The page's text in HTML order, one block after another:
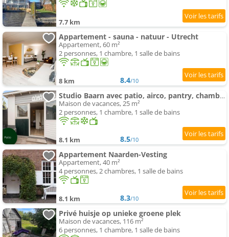
7.7 km
Appartement - sauna - natuur - Utrecht
Appartement, 60 m²
2 personnes, 1 chambre, 1 salle de bains
8 km 8.4/10
Studio Baarn avec patio, airco, pantry, chambre , bathroom, privacy - Amsterdam, Utrecht
Maison de vacances, 25 m²
2 personnes, 1 chambre, 1 salle de bains
8.1 km 8.5/10
Appartement Naarden-Vesting
Appartement, 40 m²
4 personnes, 2 chambres, 1 salle de bains
8.1 km 8.3/10
Privé huisje op unieke groene plek
Maison de vacances, 116 m²
6 personnes, 1 chambre, 1 salle de bains